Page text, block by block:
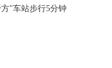
"车站步行5分钟